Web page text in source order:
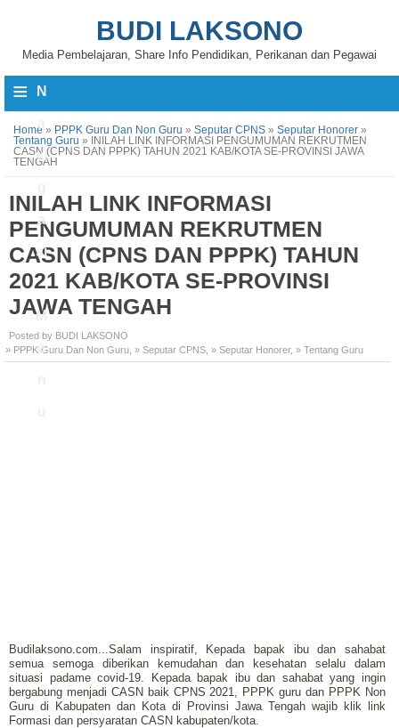
BUDI LAKSONO
Media Pembelajaran, Share Info Pendidikan, Perikanan dan Pegawai
≡ N
vi
a
si
M
e
Home » PPPK Guru Dan Non Guru » Seputar CPNS » Seputar Honorer »
Tentang Guru »
INILAH LINK INFORMASI PENGUMUMAN REKRUTMEN
CASN (CPNS DAN PPPK) TAHUN 2021 KAB/KOTA SE-PROVINSI JAWA
TENGAH
INILAH LINK INFORMASI
PENGUMUMAN REKRUTMEN
CASN (CPNS DAN PPPK) TAHUN
2021 KAB/KOTA SE-PROVINSI
JAWA TENGAH
Posted by BUDI LAKSONO
» PPPK Guru Dan Non Guru » Seputar CPNS » Seputar Honorer, » Tentang Guru
Budilaksono.com...Salam inspiratif, Kepada bapak ibu dan sahabat
semua semoga diberikan kemudahan dan kesehatan selalu dalam
situasi padame covid-19. Kepada bapak ibu dan sahabat yang ingin
bergabung menjadi CASN baik CPNS 2021, PPPK guru dan PPPK Non
Guru di Kabupaten dan Kota di Provinsi Jawa Tengah wajib klik link
Formasi dan persyaratan CASN kabupaten/kota.